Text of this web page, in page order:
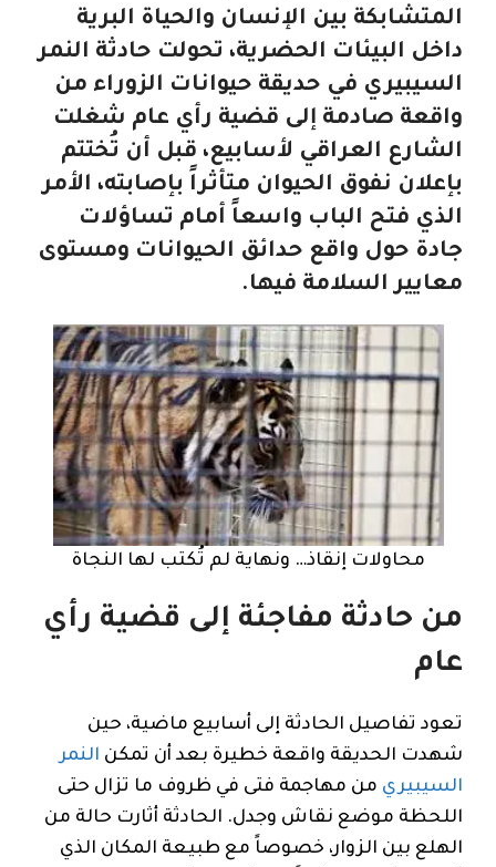
المتشابكة بين الإنسان والحياة البرية
داخل البيئات الحضرية، تحولت حادثة النمر
السيبيري في حديقة حيوانات الزوراء من
واقعة صادمة إلى قضية رأي عام شغلت
الشارع العراقي لأسابيع، قبل أن تُختتم
بإعلان نفوق الحيوان متأثراً بإصابته، الأمر
الذي فتح الباب واسعاً أمام تساؤلات
جادة حول واقع حدائق الحيوانات ومستوى
معايير السلامة فيها.
محاولات إنقاذ… ونهاية لم تُكتب لها النجاة
من حادثة مفاجئة إلى قضية رأي
عام
تعود تفاصيل الحادثة إلى أسابيع ماضية، حين
شهدت الحديقة واقعة خطيرة بعد أن تمكن النمر
السيبيري من مهاجمة فتى في ظروف ما تزال حتى
اللحظة موضع نقاش وجدل. الحادثة أثارت حالة من
الهلع بين الزوار، خصوصاً مع طبيعة المكان الذي